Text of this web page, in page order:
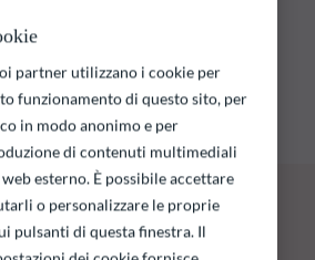
futuri e possono variare nel
partner utilizzano i cookie per
funzionamento di questo sito, per
in modo anonimo e per
di contenuti multimediali
esterno. È possibile accettare
o personalizzare le proprie
pulsanti di questa finestra. Il